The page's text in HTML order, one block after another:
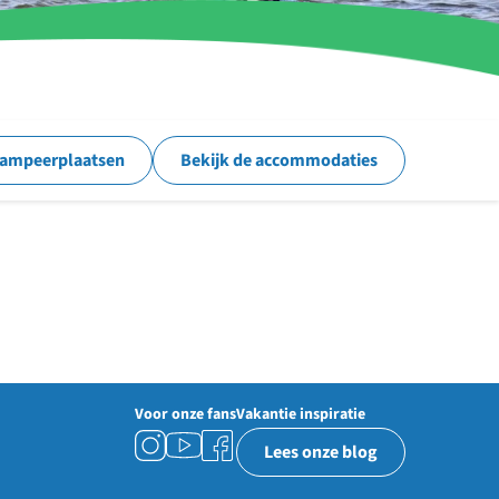
Bekijk de accommodaties
Voor onze fansVakantie inspiratie
Lees onze blog